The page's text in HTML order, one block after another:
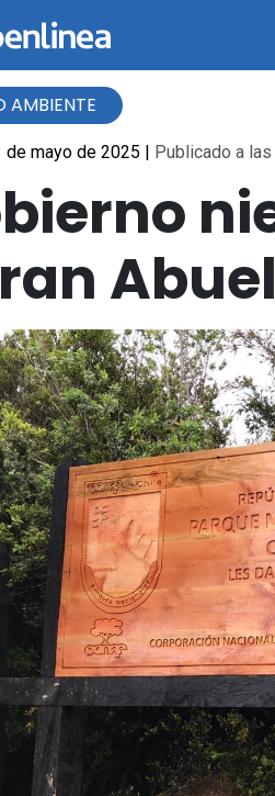
AMBIENTE
de mayo de 2025 | Publicado a